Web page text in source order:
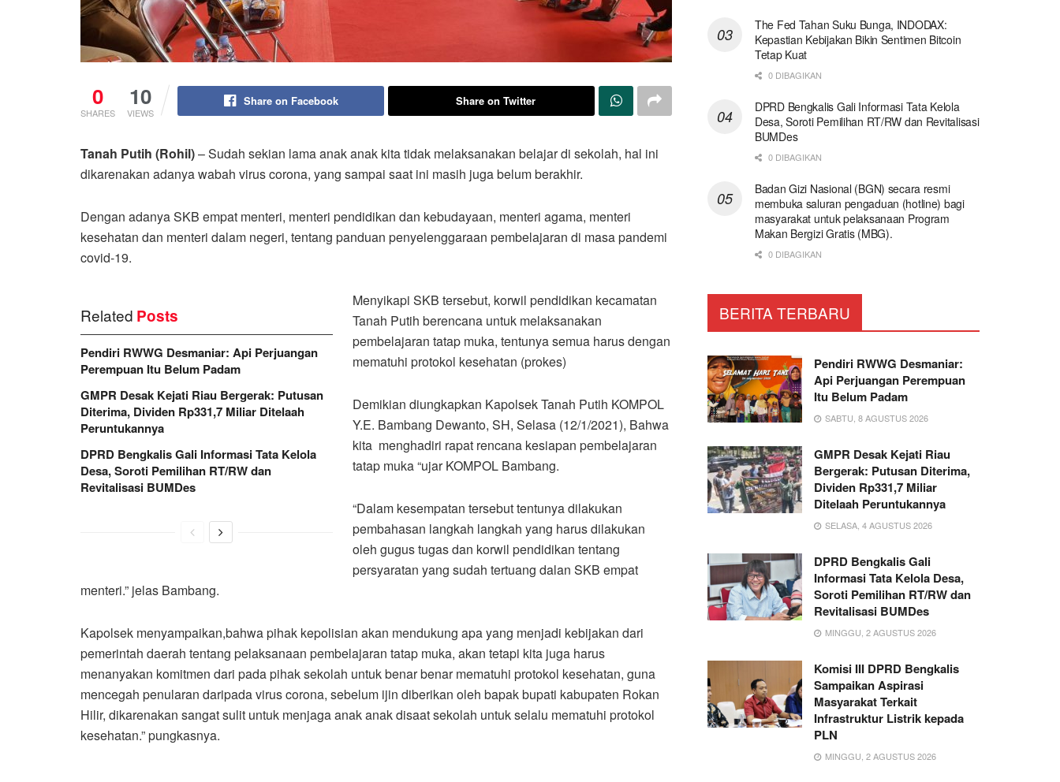
0
SHARES
10
VIEWS
Share on Facebook Share on Twitter
Tanah Putih (Rohil)– Sudah sekian lama anak anak kita tidak melaksanakan belajar di sekolah, hal ini
dikarenakan adanya wabah virus corona, yang sampai saat ini masih juga belum berakhir.
Dengan adanya SKB empat menteri, menteri pendidikan dan kebudayaan, menteri agama, menteri
kesehatan dan menteri dalam negeri, tentang panduan penyelenggaraan pembelajaran di masa pandemi
covid-19.
Related Posts
Pendiri RWWG Desmaniar: Api Perjuangan
Perempuan Itu Belum Padam
GMPR Desak Kejati Riau Bergerak: Putusan
Diterima, Dividen Rp331,7 Miliar Ditelaah
Peruntukannya
DPRD Bengkalis Gali Informasi Tata Kelola
Desa, Soroti Pemilihan RT/RW dan
Revitalisasi BUMDes
Menyikapi SKB tersebut, korwil pendidikan kecamatan
Tanah Putih berencana untuk melaksanakan
pembelajaran tatap muka, tentunya semua harus dengan
mematuhi protokol kesehatan (prokes)
Demikian diungkapkan Kapolsek Tanah Putih KOMPOL
Y.E. Bambang Dewanto, SH, Selasa (12/1/2021), Bahwa
kita menghadiri rapat rencana kesiapan pembelajaran
tatap muka “ujar KOMPOL Bambang.
“Dalam kesempatan tersebut tentunya dilakukan
pembahasan langkah langkah yang harus dilakukan
oleh gugus tugas dan korwil pendidikan tentang
persyaratan yang sudah tertuang dalan SKB empat
menteri.” jelas Bambang.
Kapolsek menyampaikan,bahwa pihak kepolisian akan mendukung apa yang menjadi kebijakan dari
pemerintah daerah tentang pelaksanaan pembelajaran tatap muka, akan tetapi kita juga harus
menanyakan komitmen dari pada pihak sekolah untuk benar benar mematuhi protokol kesehatan, guna
mencegah penularan daripada virus corona, sebelum ijin diberikan oleh bapak bupati kabupaten Rokan
Hilir, dikarenakan sangat sulit untuk menjaga anak anak disaat sekolah untuk selalu mematuhi protokol
kesehatan.” pungkasnya.
The Fed Tahan Suku Bunga, INDODAX:
Kepastian Kebijakan Bikin Sentimen Bitcoin
Tetap Kuat
0 DIBAGIKAN
DPRD Bengkalis Gali Informasi Tata Kelola
Desa, Soroti Pemilihan RT/RW dan Revitalisasi
BUMDes
0 DIBAGIKAN
Badan Gizi Nasional (BGN) secara resmi
membuka saluran pengaduan (hotline) bagi
masyarakat untuk pelaksanaan Program
Makan Bergizi Gratis (MBG).
0 DIBAGIKAN
BERITA TERBARU
Pendiri RWWG Desmaniar:
Api Perjuangan Perempuan
Itu Belum Padam
SABTU, 8 AGUSTUS 2026
GMPR Desak Kejati Riau
Bergerak: Putusan Diterima,
Dividen Rp331,7 Miliar
Ditelaah Peruntukannya
SELASA, 4 AGUSTUS 2026
DPRD Bengkalis Gali
Informasi Tata Kelola Desa,
Soroti Pemilihan RT/RW dan
Revitalisasi BUMDes
MINGGU, 2 AGUSTUS 2026
Komisi III DPRD Bengkalis
Sampaikan Aspirasi
Masyarakat Terkait
Infrastruktur Listrik kepada
PLN
MINGGU, 2 AGUSTUS 2026